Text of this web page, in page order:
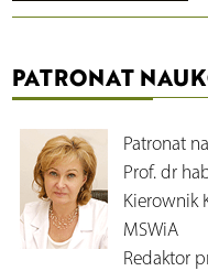
PATRONAT
Patronat
Prof. dr
Kierownik
MSWiA
Redaktor